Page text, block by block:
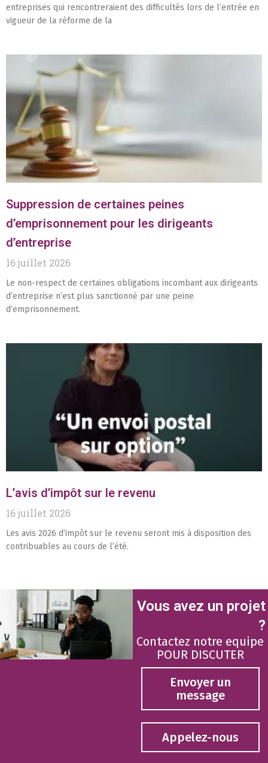
entreprises qui rencontreraient des difficultés lors de l’entrée en
vigueur de la réforme de la
Suppression de certaines peines
d’emprisonnement pour les dirigeants
d’entreprise
16 juillet 2026
Le non-respect de certaines obligations incombant aux dirigeants
d’entreprise n’est plus sanctionné par une peine
d’emprisonnement.
L’avis d’impôt sur le revenu
16 juillet 2026
Les avis 2026 d’impôt sur le revenu seront mis à disposition des
contribuables au cours de l’été.
Vous avez un projet
?
Contactez notre equipe
POUR DISCUTER
Envoyer un
message
Appelez-nous